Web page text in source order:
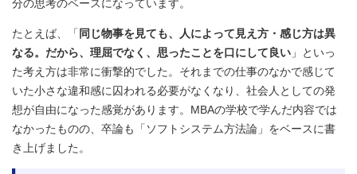
分の思考のベースになっています。
たとえば、「 同じ物事を見ても、人によって見え方・感じ方は異
なる。だから、理屈でなく、思ったことを口にして良い 」といっ
た考え方は非常に衝撃的でした。それまでの仕事のなかで感じて
いた小さな違和感に囚われる必要がなくなり、社会人としての発
想が自由になった感覚があります。MBAの学校で学んだ内容では
なかったものの、卒論も「ソフトシステム方法論」をベースに書
き上げました。